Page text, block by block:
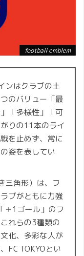
football emblem
ンはクラブの土
のバリュー「最
「多様性」「可
りの11本のライ
を止めず、常に
姿を表してい
三角形）は、フ
ブがともに力強
＋1ゴール」のフ
れらの3種類の
化、多彩な人が
FC TOKYOとい